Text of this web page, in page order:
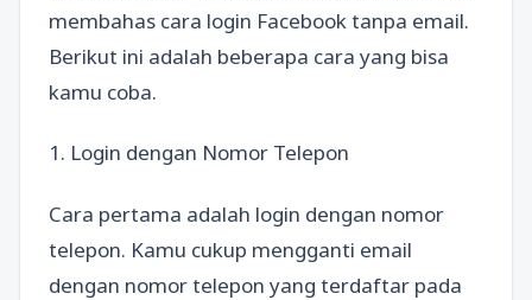
membahas cara login Facebook tanpa email.
Berikut ini adalah beberapa cara yang bisa
kamu coba.
1. Login dengan Nomor Telepon
Cara pertama adalah login dengan nomor
telepon. Kamu cukup mengganti email
dengan nomor telepon yang terdaftar pada